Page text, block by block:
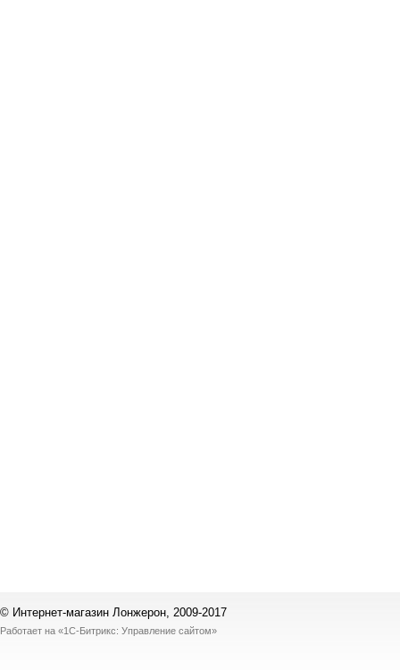
© Интернет-магазин Лонжерон, 2009-2017
Работает на «1С-Битрикс: Управление сайтом»